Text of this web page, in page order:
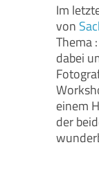
Im
von
Thema
dabei
einem
der